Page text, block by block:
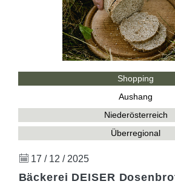
Shopping
Aushang
Niederösterreich
Überregional
17 / 12 / 2025
Bäckerei DEISER